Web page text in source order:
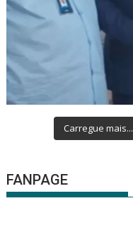
Carregue mais...
FANPAGE